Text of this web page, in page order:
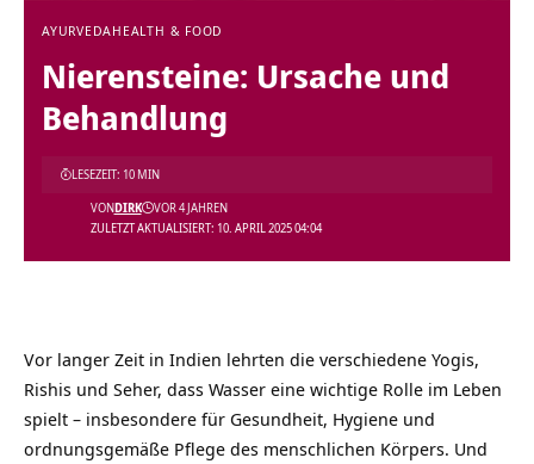
AYURVEDAHEALTH & FOOD
Nierensteine: Ursache und
Behandlung
ZULETZT AKTUALISIERT: 10. APRIL 2025 04:04
VONDIRK VOR 4 JAHREN
LESEZEIT: 10 MIN
Vor langer Zeit in Indien lehrten die verschiedene Yogis,
Rishis und Seher, dass Wasser eine wichtige Rolle im Leben
spielt – insbesondere für Gesundheit, Hygiene und
ordnungsgemäße Pflege des menschlichen Körpers. Und